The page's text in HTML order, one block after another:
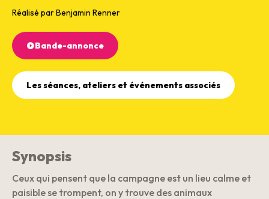
Réalisé par Benjamin Renner
Bande-annonce
Les séances, ateliers et événements associés
Synopsis
Ceux qui pensent que la campagne est un lieu calme et
paisible se trompent, on y trouve des animaux